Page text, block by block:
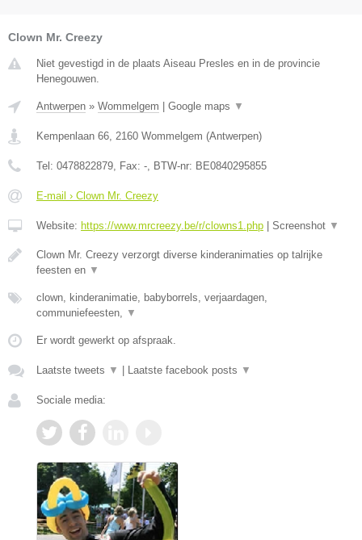
Clown Mr. Creezy
Niet gevestigd in de plaats Aiseau Presles en in de provincie
Henegouwen.
Antwerpen » Wommelgem Google maps ▼
Kempenlaan 66, 2160 Wommelgem (Antwerpen)
Tel: 0478822879, Fax: -, BTW-nr: BE0840295855
E-mail › Clown Mr. Creezy
Website: https://www.mrcreezy.be/r/clowns1.php Screenshot ▼
Clown Mr. Creezy verzorgt diverse kinderanimaties op talrijke
feesten en ▼
clown, kinderanimatie, babyborrels, verjaardagen,
communiefeesten, ▼
Er wordt gewerkt op afspraak.
Laatste tweets ▼ Laatste facebook posts ▼
Sociale media: